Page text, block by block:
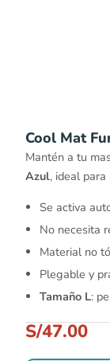
Cool Mat
Mantén a tu
Azul, ideal
Se activa
No necesita
Material no
Plegable y
Tamaño L:
S/47.00